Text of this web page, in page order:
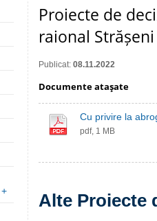
+
Proiecte de
raional
Publicat: 08.11.2022
Documente ataşate
Cu privire la
pdf, 1 MB
Alte Proiecte